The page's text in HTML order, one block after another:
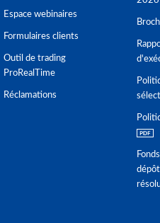
Espace webinaires
Formulaires clients
Outil de trading
ProRealTime
Réclamations